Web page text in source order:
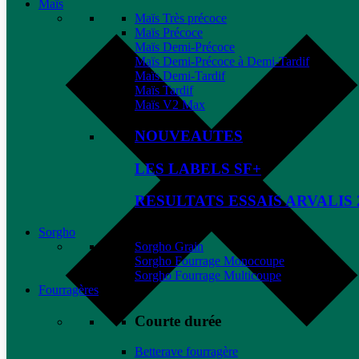
Maïs
Maïs Très précoce
Maïs Précoce
Maïs Demi-Précoce
Maïs Demi-Précoce à Demi-Tardif
Maïs Demi-Tardif
Maïs Tardif
Maïs V2 Max
NOUVEAUTES
LES LABELS SF+
RESULTATS ESSAIS ARVALIS
Sorgho
Sorgho Grain
Sorgho Fourrage Monocoupe
Sorgho Fourrage Multicoupe
Fourragères
Courte durée
Betterave fourragère